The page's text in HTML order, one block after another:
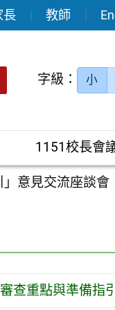
長 教師
出 字級： 小
1151校長會
意見交流座談會
查重點與準備指